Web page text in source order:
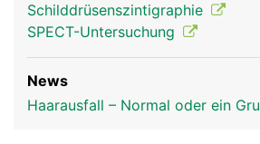
Schilddrüsenszintigraphie
SPECT-Untersuchung
News
Haarausfall – Normal oder ein